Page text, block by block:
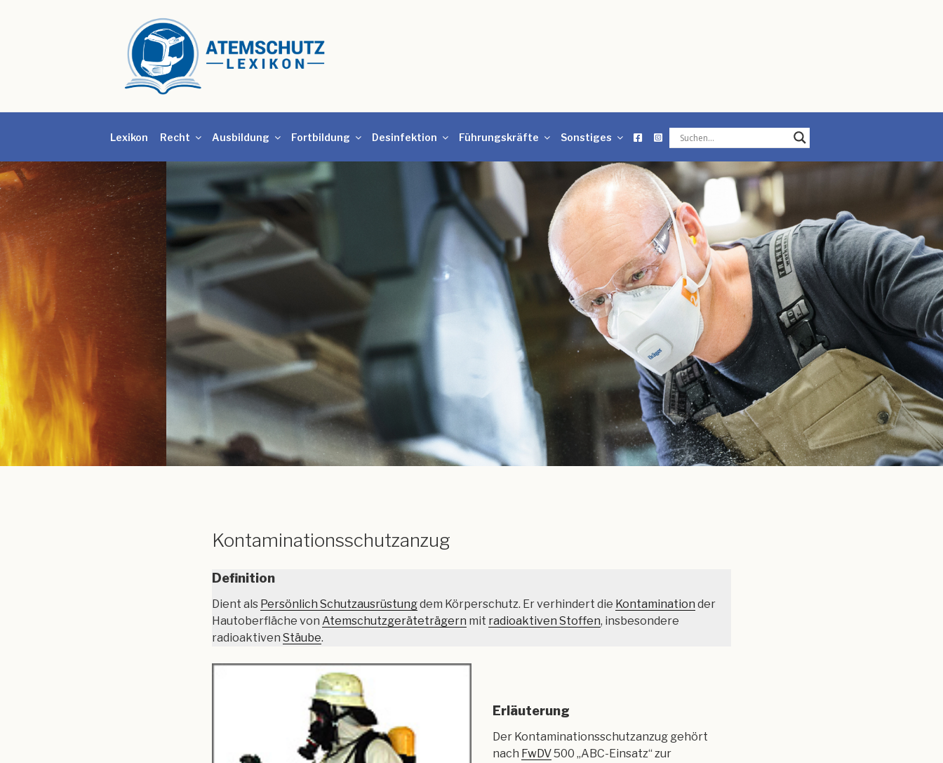
Lexikon Recht Ausbildung Fortbildung Desinfektion Führungskräfte Sonstiges
Kontaminationsschutzanzug
Definition
Dient als Persönlich Schutzausrüstungdem Körperschutz. Er verhindert die Kontamination der
Hautoberfläche von Atemschutzgeräteträgern mit radioaktiven Stoffen, insbesondere
radioaktiven Stäube.
Erläuterung
Der Kontaminationsschutzanzug gehört
nach FwDV500 „ABC-Einsatz“ zur